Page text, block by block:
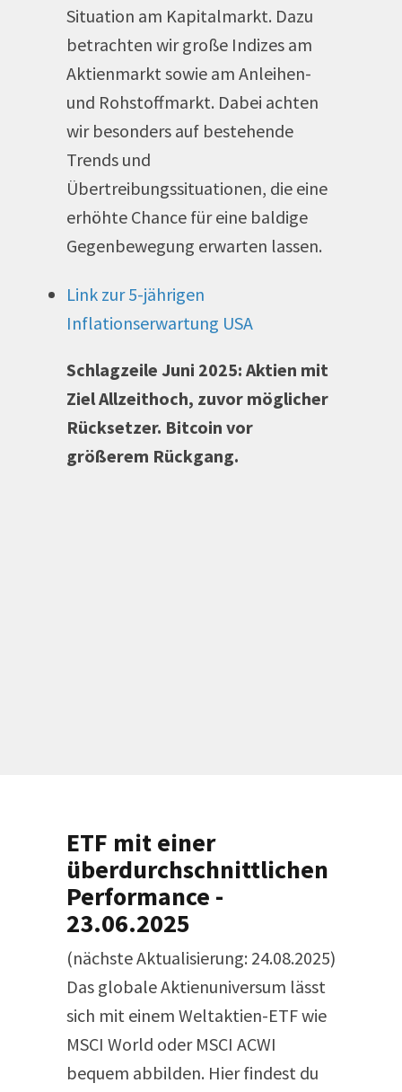
Situation am Kapitalmarkt. Dazu
betrachten wir große Indizes am
Aktienmarkt sowie am Anleihen-
und Rohstoffmarkt. Dabei achten
wir besonders auf bestehende
Trends und
Übertreibungssituationen, die eine
erhöhte Chance für eine baldige
Gegenbewegung erwarten lassen.
Link zur 5-jährigen
Inflationserwartung USA
Schlagzeile Juni 2025: Aktien mit
Ziel Allzeithoch, zuvor möglicher
Rücksetzer. Bitcoin vor
größerem Rückgang.
ETF mit einer
überdurchschnittlichen
Performance -
23.06.2025
(nächste Aktualisierung: 24.08.2025)
Das globale Aktienuniversum lässt
sich mit einem Weltaktien-ETF wie
MSCI World oder MSCI ACWI
bequem abbilden. Hier findest du